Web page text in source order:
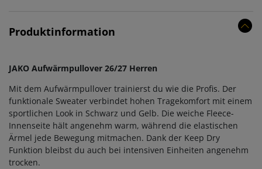
Produktinformation
JAKO Aufwärmpullover 26/27 Herren
Mit dem Aufwärmpullover trainierst du wie die Profis. Der
funktionale Sweater verbindet hohen Tragekomfort mit einem
sportlichen Look in Schwarz und Gelb. Die weiche Fleece-
Innenseite hält angenehm warm, während die elastischen
Ärmel jede Bewegung mitmachen. Dank der Keep Dry
Funktion bleibst du auch bei intensiven Einheiten angenehm
trocken.